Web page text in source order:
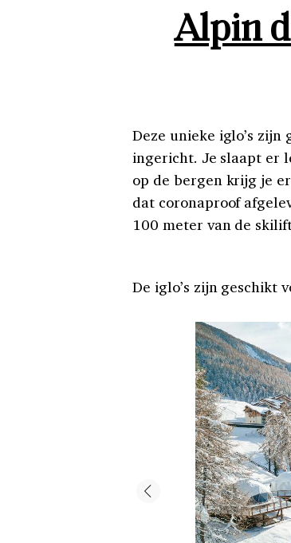
Alpin
Deze unieke iglo’s
ingericht. Je slaapt er
op de bergen krijg je
dat coronaproof
100 meter van de
De iglo’s zijn geschikt